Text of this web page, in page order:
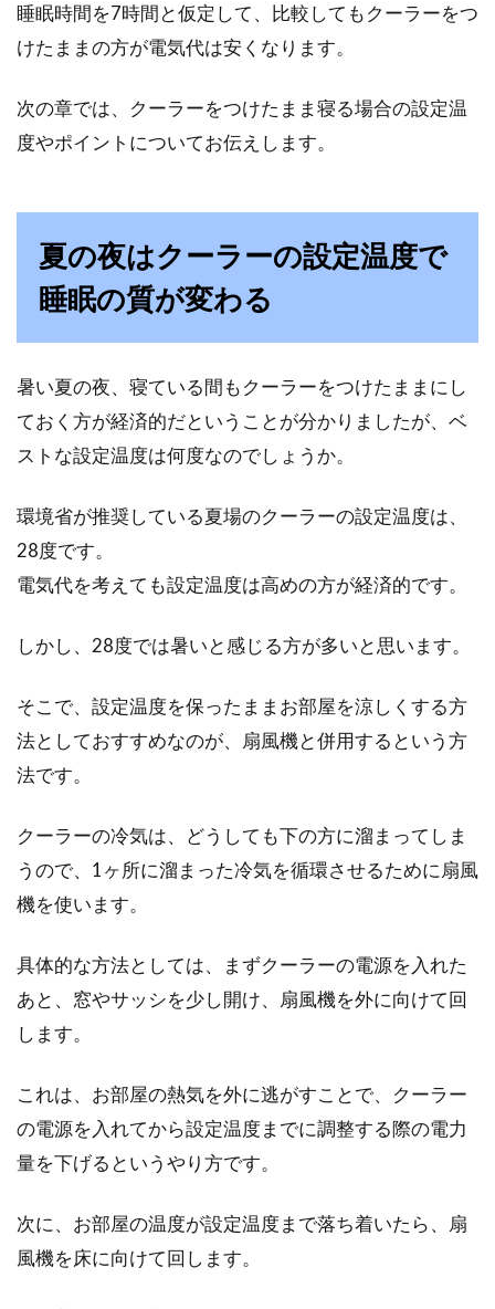
とは？上手に起きられる？
時間になってしまうことってありますよね。そ
れも、短...
窓に隙間テープを貼って冷気を遮断
しよう！正しい貼り方は？
験をする方、多い...
やこめかみが痛む原因とは
朝、起きた時に頭痛を感じたことはありません
か？目覚めた瞬間から痛みを感じるという人も
ストレスと睡眠不足の関係とは？快
うちに溜まっているのが「ストレス」です。ス
トレスは、精...
子供が後頭部を強打して眠気が起き
ている！命にかかわるの？
「重大な怪我になってしまったのではない
か？」、「命に別状は...
子供が風邪をひいて眠れない！睡眠
中に出来る対処法とは！
睡眠時間を7時間と仮定して、比較してもクーラーをつ
けたままの方が電気代は安くなります。
次の章では、クーラーをつけたまま寝る場合の設定温
度やポイントについてお伝えします。
夏の夜はクーラーの設定温度で
睡眠の質が変わる
暑い夏の夜、寝ている間もクーラーをつけたままにし
ておく方が経済的だということが分かりましたが、ベ
ストな設定温度は何度なのでしょうか。
環境省が推奨している夏場のクーラーの設定温度は、
28度です。
電気代を考えても設定温度は高めの方が経済的です。
しかし、28度では暑いと感じる方が多いと思います。
そこで、設定温度を保ったままお部屋を涼しくする方
法としておすすめなのが、扇風機と併用するという方
法です。
クーラーの冷気は、どうしても下の方に溜まってしま
うので、1ヶ所に溜まった冷気を循環させるために扇風
機を使います。
具体的な方法としては、まずクーラーの電源を入れた
あと、窓やサッシを少し開け、扇風機を外に向けて回
します。
これは、お部屋の熱気を外に逃がすことで、クーラー
の電源を入れてから設定温度までに調整する際の電力
量を下げるというやり方です。
次に、お部屋の温度が設定温度まで落ち着いたら、扇
風機を床に向けて回します。